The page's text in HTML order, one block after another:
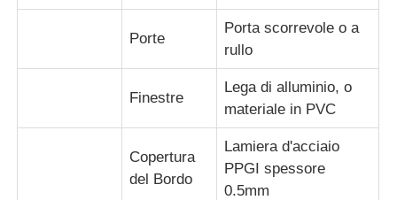
Struttura in acciaio Torre del serbatoio dell'acqua
Costruzione di costruzioni per la struttura in acciaio
Struttura in acciaio verniciata a polvere
Porte
Porta scorrevole o a
rullo
Finestre
Lega di alluminio, o
materiale in PVC
Copertura
del Bordo
Lamiera d'acciaio
PPGI spessore
0.5mm